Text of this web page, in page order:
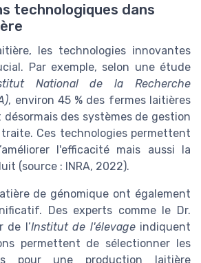
technologiques dans
les technologies innovantes
Par exemple, selon une étude
National de la Recherche
, environ 45 % des fermes laitières
des systèmes de gestion
Ces technologies permettent
l'efficacité mais aussi la
(source : INRA, 2022).
de génomique ont également
Des experts comme le Dr.
de l’Institut de l'élevageindiquent
permettent de sélectionner les
pour une production laitière